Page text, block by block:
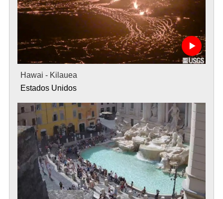
Hawai - Kilauea
Estados Unidos